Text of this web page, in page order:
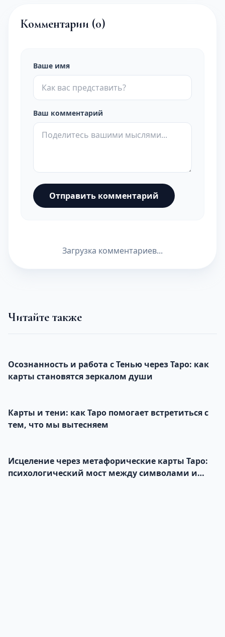
Комментарии (0)
Ваше имя
Ваш комментарий
Отправить комментарий
Загрузка комментариев...
Читайте также
Осознанность и работа с Тенью через Таро: как
карты становятся зеркалом души
Карты и тени: как Таро помогает встретиться с
тем, что мы вытесняем
Исцеление через метафорические карты Таро:
психологический мост между символами и